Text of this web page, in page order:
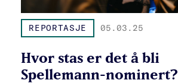
REPORTASJE 05.03.25
Hvor stas er det å bli
Spellemann-nominert?